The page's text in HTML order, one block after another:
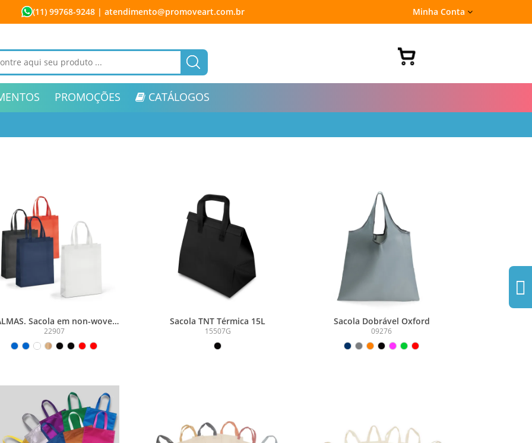
(11) 99768-9248 | atendimento@promoveart.com.br Minha Conta
PROMOÇÕES CATÁLOGOS
Sacola em non-woven
(80 g/m²) termo-selado
22907
Sacola TNT Térmica 15L
15507G
Sacola Dobrável Oxford
09276